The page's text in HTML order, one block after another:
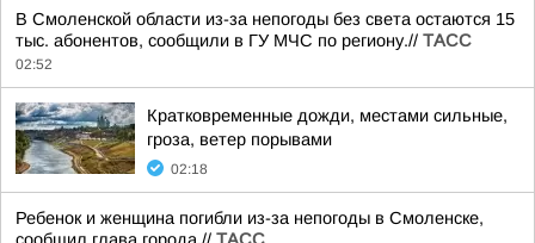
В Смоленской области из-за непогоды без света остаются 15
тыс. абонентов, сообщили в ГУ МЧС по региону.// ТАСС
02:52
Кратковременные дожди, местами сильные,
гроза, ветер порывами
02:18
Ребенок и женщина погибли из-за непогоды в Смоленске,